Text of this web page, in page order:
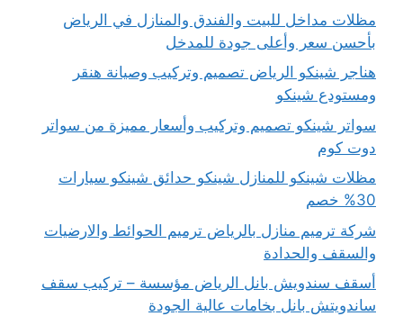
مظلات مداخل للبيت والفندق والمنازل في الرياض
بأحسن سعر وأعلى جودة للمدخل
هناجر شينكو الرياض تصميم وتركيب وصيانة هنقر
ومستودع شينكو
سواتر شينكو تصميم وتركيب وأسعار مميزة من سواتر
دوت كوم
مظلات شينكو للمنازل شينكو حدائق شينكو سيارات
30% خصم
شركة ترميم منازل بالرياض ترميم الحوائط والارضيات
والسقف والحدادة
أسقف سندويش بانل الرياض مؤسسة – تركيب سقف
ساندويتش بانل بخامات عالية الجودة